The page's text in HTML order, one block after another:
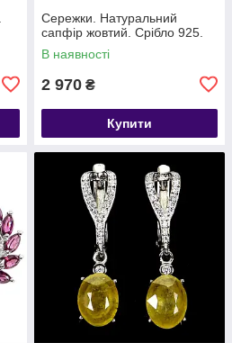
Сережки. Натуральний
сапфір жовтий. Срібло 925.
В наявності
2 970 ₴
Купити